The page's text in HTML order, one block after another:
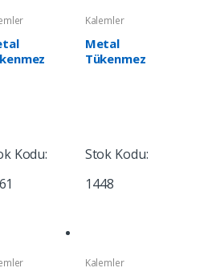
Kodu:
Kalemler
Metal
Tükenmez
Stok Kodu:
1448
Kalemler